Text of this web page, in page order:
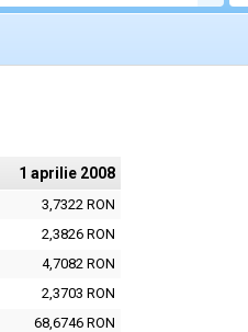
1 aprilie 2008
3,7322 RON
2,3826 RON
4,7082 RON
2,3703 RON
68,6746 RON